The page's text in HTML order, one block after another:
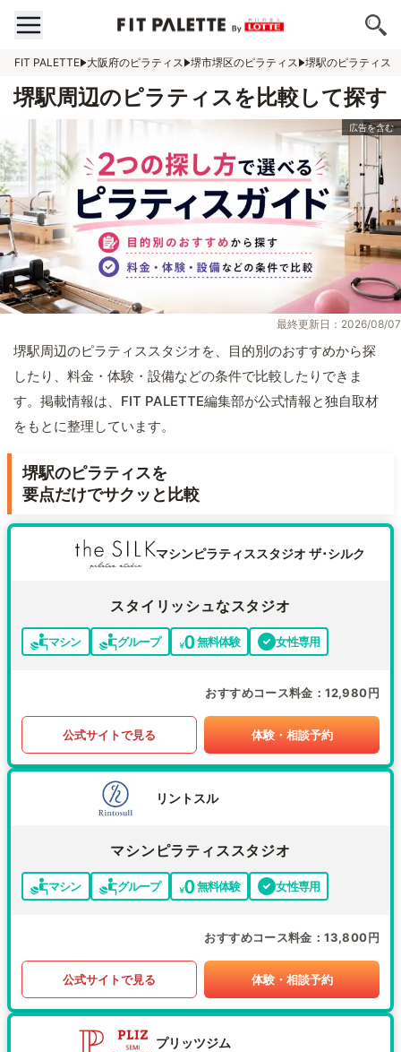
FIT PALETTE 大阪府のピラティス 堺市堺区のピラティス 堺駅のピラティス
堺駅周辺のピラティスを比較して探す
最終更新日：2026/08/07
堺駅周辺のピラティススタジオを、目的別のおすすめから探
したり、料金・体験・設備などの条件で比較したりできま
す。掲載情報は、FIT PALETTE編集部が公式情報と独自取材
をもとに整理しています。
堺駅のピラティスを
要点だけでサクッと比較
マシンピラティススタジオ ザ･シルク
スタイリッシュなスタジオ
マシン グループ 無料体験 女性専用
おすすめコース料金 12,980円
公式サイトで見る 体験・相談予約
リントスル
マシンピラティススタジオ
マシン グループ 無料体験 女性専用
おすすめコース料金 13,800円
公式サイトで見る 体験・相談予約
プリッツジム